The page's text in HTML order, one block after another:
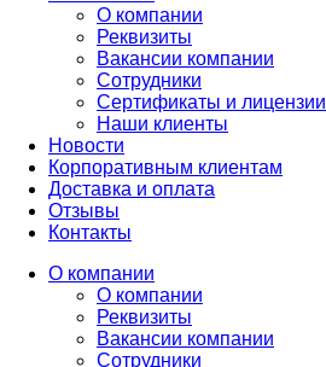
О компании
Реквизиты
Вакансии компании
Сотрудники
Сертификаты и лицензии
Наши клиенты
Новости
Корпоративным клиентам
Доставка и оплата
Отзывы
Контакты
О компании
О компании
Реквизиты
Вакансии компании
Сотрудники